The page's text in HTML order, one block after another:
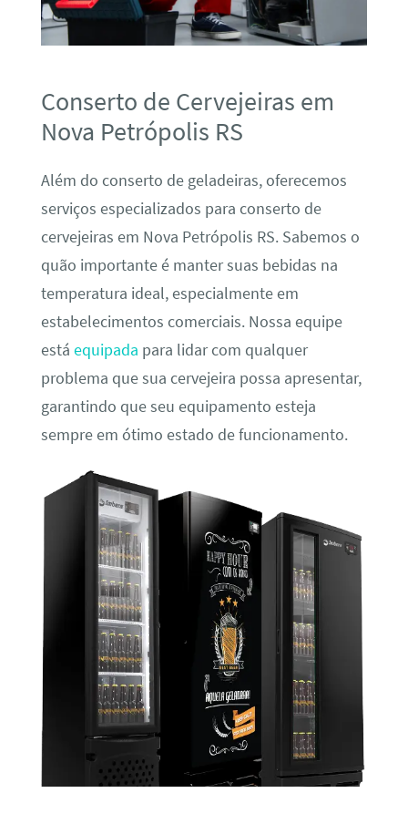
Conserto de Cervejeiras em
Nova Petrópolis RS
Além do conserto de geladeiras, oferecemos
serviços especializados para conserto de
cervejeiras em Nova Petrópolis RS. Sabemos o
quão importante é manter suas bebidas na
temperatura ideal, especialmente em
estabelecimentos comerciais. Nossa equipe
está equipada para lidar com qualquer
problema que sua cervejeira possa apresentar,
garantindo que seu equipamento esteja
sempre em ótimo estado de funcionamento.